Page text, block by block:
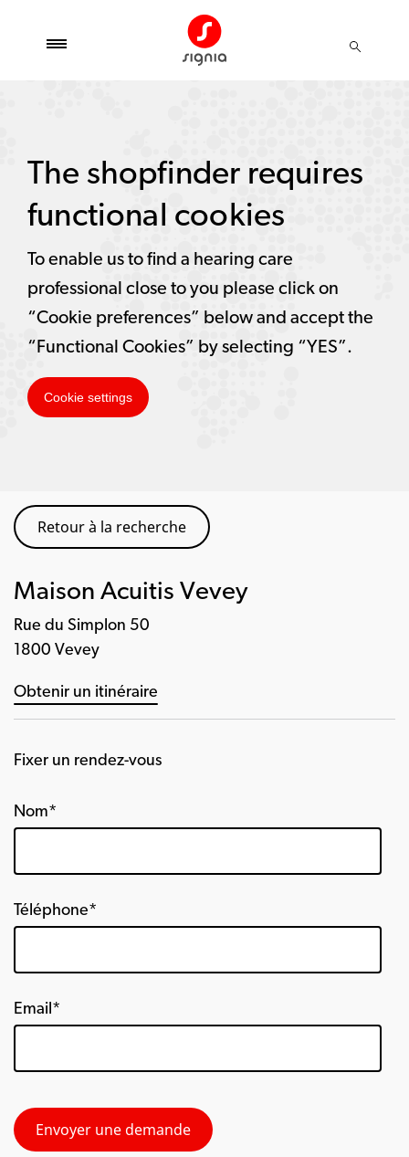
Retour à la recherche
Maison Acuitis Vevey
Rue du Simplon 50
1800 Vevey
Obtenir un itinéraire
Fixer un rendez-vous
Nom*
Téléphone*
Email*
The shopfinder requires
functional cookies
To enable us to find a hearing care
professional close to you please click on
“Cookie preferences” below and accept the
“Functional Cookies” by selecting “YES”.
Cookie settings